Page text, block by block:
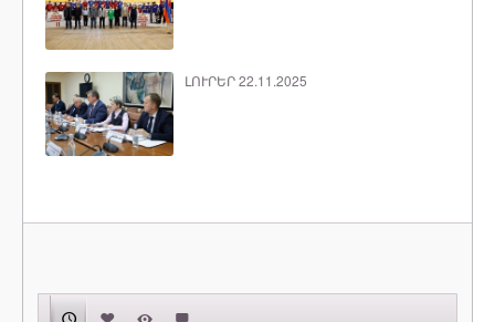
ԼՈՒՐԵՐ 22.11.2025